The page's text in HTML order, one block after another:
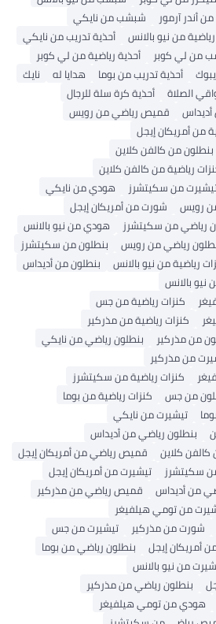
أندر آرمور
شبشب من نايكي
من نيو بالانس
أحذية تدريب من نايكي
من لي كوبر
أحذية رياضية من لي كوبر
أحذية تدريب من بوما هدايا له
نايك
الصلاة
أحذية كرة سلة للرجال
قميص رياضي من رويس
من أمريكان إيجل
بنطلون من كالفن كلاين
رياضية من كالفن كلاين
من سكيتشرز
هودي من نايكي
رويس
شورت من أمريكان إيجل
رياضي من سكيتشرز
هودي من نيو بالانس
رياضي من رويس
بنطلون من سكيتشرز
رياضية من نيو بالانس
بنطلون من أديداس
بالانس
كنزات رياضية من جس
كنزات رياضية من مذركير
من مذركير
بنطلون رياضي من نايكي
من مذركير
كنزات رياضية من سكيتشرز
من جس
كنزات رياضية من بوما
تيشيرت من نايكي
بنطلون رياضي من أديداس
كلاين
قميص رياضي من أمريكان إيجل
سكيتشرز
تيشيرت من أمريكان إيجل
من أديداس
قميص رياضي من مذركير
من تومي هيلفيغر
شورت من مذركير
تيشيرت من جس
أمريكان إيجل
بنطلون رياضي من بوما
من نيو بالانس
بنطلون رياضي من مذركير
هودي من تومي هيلفيغر